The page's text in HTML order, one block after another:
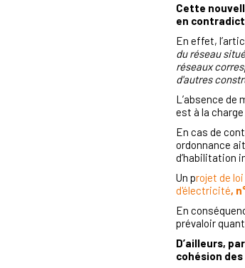
Cette
en
En effet,
du réseau
réseaux
d'autres
L’absence
est à la
En cas de
ordonnance
d’habilitation
Un projet de
d'électricité,
En
prévaloir quant
D’ailleurs,
cohésion